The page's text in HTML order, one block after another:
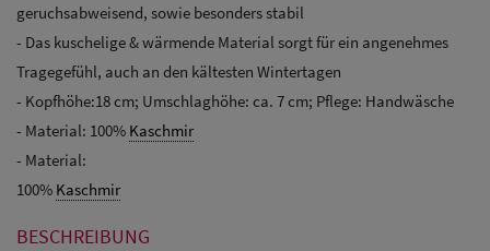
geruchsabweisend, sowie besonders stabil
- Das kuschelige & wärmende Material sorgt für ein angenehmes
Tragegefühl, auch an den kältesten Wintertagen
- Kopfhöhe:18 cm; Umschlaghöhe: ca. 7 cm; Pflege: Handwäsche
- Material: 100% Kaschmir
- Material:
100% Kaschmir
BESCHREIBUNG